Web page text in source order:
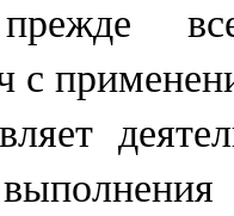
прежде
с